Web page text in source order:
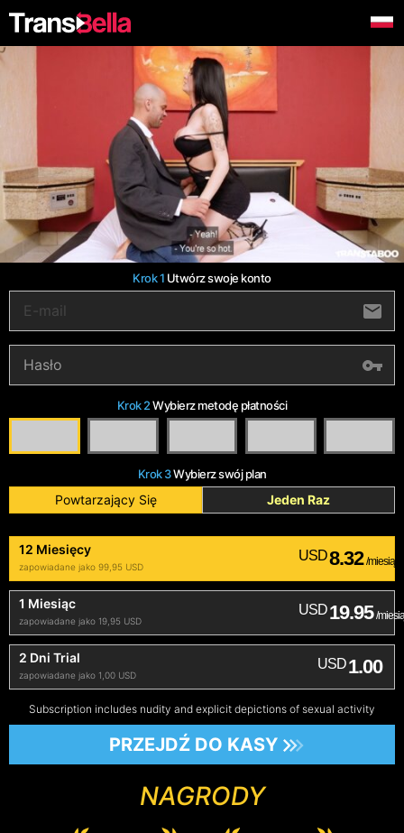
Krok 1 Utwórz swoje konto
Krok 2Wybierz metodę płatności
Krok 3Wybierz swój plan
Powtarzający Się Jeden Raz
12 Miesięcy
zapowiadane jako 99,95 USD
USD8.32 /miesiąc
1 Miesiąc
zapowiadane jako 19,95 USD
USD19.95 /
2 Dni Trial
zapowiadane jako 1,00 USD
USD1.00
Subscription includes nudity and explicit depictions of sexual activity
PRZEJDŹ DO KASY
NAGRODY